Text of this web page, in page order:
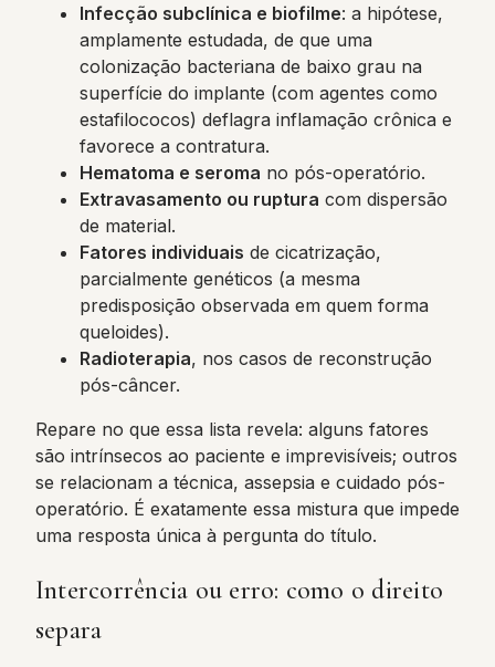
Infecção subclínica e biofilme: a hipótese,
amplamente estudada, de que uma
colonização bacteriana de baixo grau na
superfície do implante (com agentes como
estafilococos) deflagra inflamação crônica e
favorece a contratura.
Hematoma e seroma no pós-operatório.
Extravasamento ou ruptura com dispersão
de material.
Fatores individuais de cicatrização,
parcialmente genéticos (a mesma
predisposição observada em quem forma
queloides).
Radioterapia, nos casos de reconstrução
pós-câncer.
Repare no que essa lista revela: alguns fatores
são intrínsecos ao paciente e imprevisíveis; outros
se relacionam a técnica, assepsia e cuidado pós-
operatório. É exatamente essa mistura que impede
uma resposta única à pergunta do título.
Intercorrência ou erro: como o direito
separa